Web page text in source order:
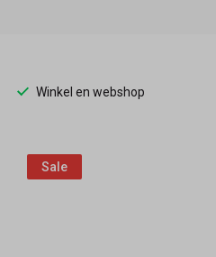
Winkel en webshop
Sale